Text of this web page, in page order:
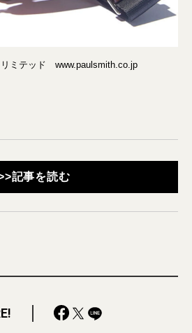
ミテッド www.paulsmith.co.jp
記事を読む